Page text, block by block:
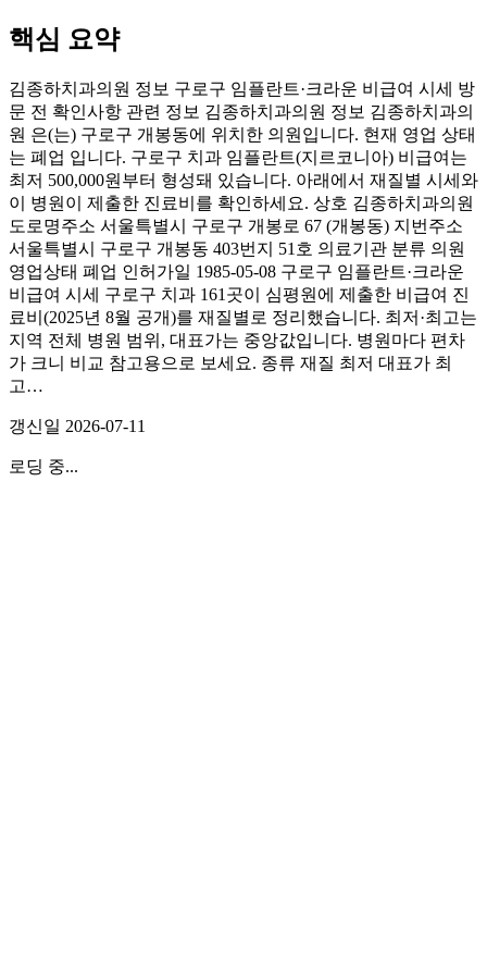
핵심 요약
김종하치과의원 정보 구로구 임플란트·크라운 비급여 시세 방
문 전 확인사항 관련 정보 김종하치과의원 정보 김종하치과의
원 은(는) 구로구 개봉동에 위치한 의원입니다. 현재 영업 상태
는 폐업 입니다. 구로구 치과 임플란트(지르코니아) 비급여는
최저 500,000원부터 형성돼 있습니다. 아래에서 재질별 시세와
이 병원이 제출한 진료비를 확인하세요. 상호 김종하치과의원
도로명주소 서울특별시 구로구 개봉로 67 (개봉동) 지번주소
서울특별시 구로구 개봉동 403번지 51호 의료기관 분류 의원
영업상태 폐업 인허가일 1985-05-08 구로구 임플란트·크라운
비급여 시세 구로구 치과 161곳이 심평원에 제출한 비급여 진
료비(2025년 8월 공개)를 재질별로 정리했습니다. 최저·최고는
지역 전체 병원 범위, 대표가는 중앙값입니다. 병원마다 편차
가 크니 비교 참고용으로 보세요. 종류 재질 최저 대표가 최
고…
갱신일 2026-07-11
로딩 중...